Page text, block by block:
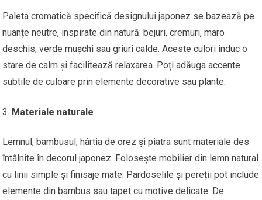
Paleta cromatică specifică designului japonez se bazează pe
nuanțe neutre, inspirate din natură: bejuri, cremuri, maro
deschis, verde mușchi sau griuri calde. Aceste culori induc o
stare de calm și facilitează relaxarea. Poți adăuga accente
subtile de culoare prin elemente decorative sau plante.
Materiale naturale
Lemnul, bambusul, hârtia de orez și piatra sunt materiale des
întâlnite în decorul japonez. Folosește mobilier din lemn natural
cu linii simple și finisaje mate. Pardoselile și pereții pot include
elemente din bambus sau tapet cu motive delicate. De